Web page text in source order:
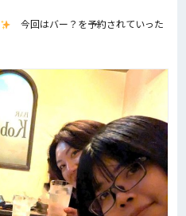
今回はバー？を予約されていった